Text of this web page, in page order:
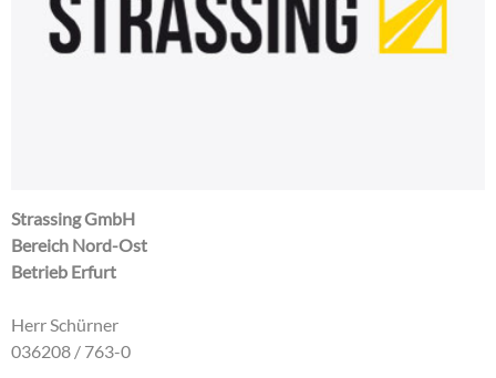
Strassing GmbH
Bereich Nord-Ost
Betrieb Erfurt
Herr Schürner
036208 / 763-0